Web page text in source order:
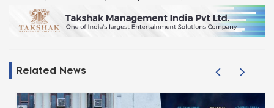
Related News